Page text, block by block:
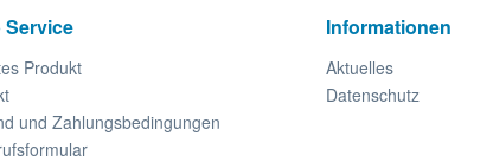
Service
Produkt
und Zahlungsbedingungen
Informationen
Aktuelles
Datenschutz